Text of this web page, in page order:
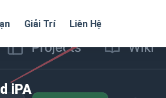
Giải Trí Liên Hệ
iPA